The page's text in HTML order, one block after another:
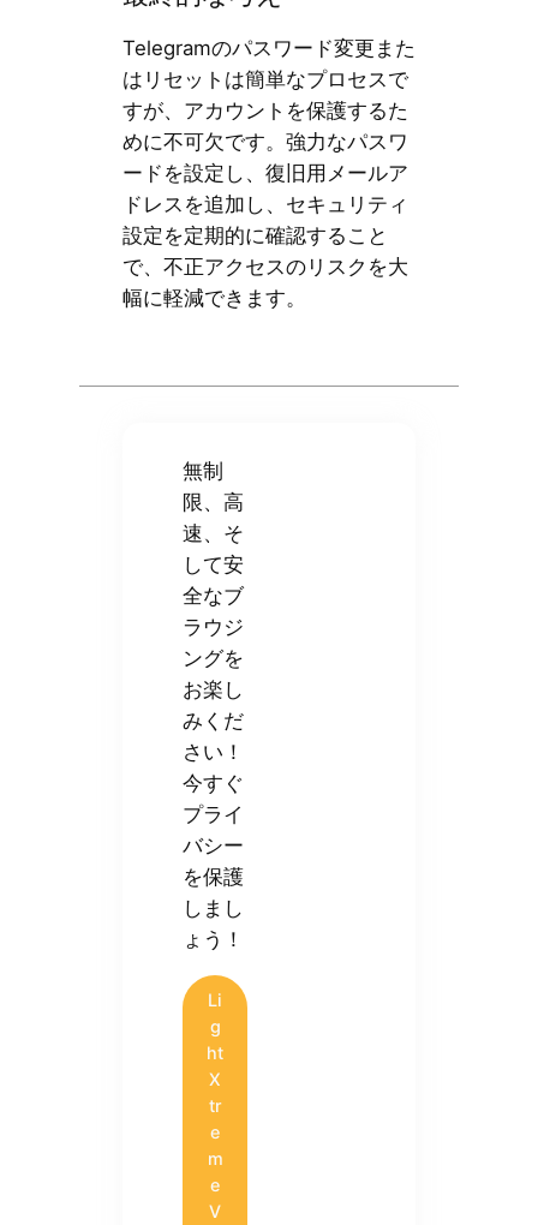
Telegramのパスワード変更また
はリセットは簡単なプロセスで
すが、アカウントを保護するた
めに不可欠です。強力なパスワ
ードを設定し、復旧用メールア
ドレスを追加し、セキュリティ
設定を定期的に確認すること
で、不正アクセスのリスクを大
幅に軽減できます。
無制
限、高
速、そ
して安
全なブ
ラウジ
ングを
お楽し
みくだ
さい！
今すぐ
プライ
バシー
を保護
しまし
ょう！
Li
g
ht
X
tr
e
m
e
V